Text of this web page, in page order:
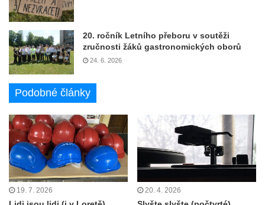
20. ročník Letního přeboru v soutěži
zručnosti žáků gastronomických oborů
24. 6. 2026
Podobné články
19. 7. 2026 20. 4. 2026